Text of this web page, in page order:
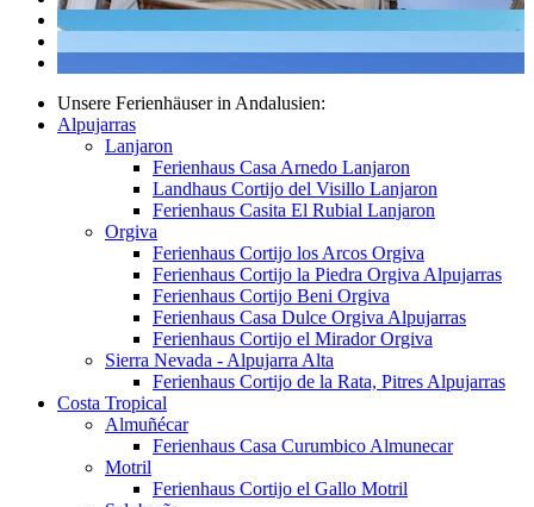
Unsere Ferienhäuser in Andalusien:
Alpujarras
Lanjaron
Ferienhaus Casa Arnedo Lanjaron
Landhaus Cortijo del Visillo Lanjaron
Ferienhaus Casita El Rubial Lanjaron
Orgiva
Ferienhaus Cortijo los Arcos Orgiva
Ferienhaus Cortijo la Piedra Orgiva Alpujarras
Ferienhaus Cortijo Beni Orgiva
Ferienhaus Casa Dulce Orgiva Alpujarras
Ferienhaus Cortijo el Mirador Orgiva
Sierra Nevada - Alpujarra Alta
Ferienhaus Cortijo de la Rata, Pitres Alpujarras
Costa Tropical
Almuñécar
Ferienhaus Casa Curumbico Almunecar
Motril
Ferienhaus Cortijo el Gallo Motril